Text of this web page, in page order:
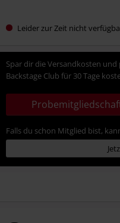
Leider zur Zeit nicht
Spar dir die Versandkosten
Backstage Club für 30 Tage
Falls du schon Mitglied bist,